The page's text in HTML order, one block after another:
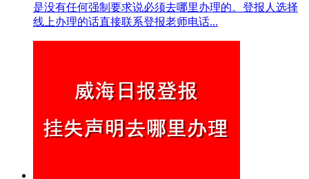
是没有任何强制要求说必须去哪里办理的。登报人选择
线上办理的话直接联系登报老师电话...